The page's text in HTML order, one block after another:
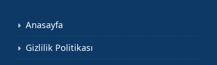
Anasayfa
Gizlilik Politikası